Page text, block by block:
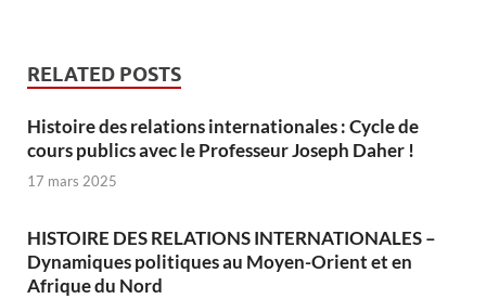
RELATED POSTS
Histoire des relations internationales : Cycle de
cours publics avec le Professeur Joseph Daher !
17 mars 2025
HISTOIRE DES RELATIONS INTERNATIONALES –
Dynamiques politiques au Moyen-Orient et en
Afrique du Nord